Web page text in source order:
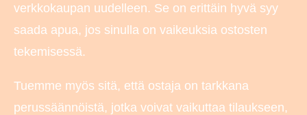
verkkokaupan uudelleen. Se on erittäin hyvä syy
saada apua, jos sinulla on vaikeuksia ostosten
tekemisessä.
Tuemme myös sitä, että ostaja on tarkkana
perussäännöistä, jotka voivat vaikuttaa tilaukseen,